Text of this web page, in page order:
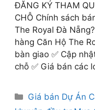
ĐĂNG KÝ THAM
CHỖ Chính sách
The Royal Đà
hàng Căn Hộ The
bàn giao ✅ Cập
chỗ ✅ Giá bán các
Danh
mục
Giá bán Dự Án